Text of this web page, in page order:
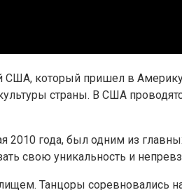
который пришел в
страны. В США
года, был одним из
свою уникальность и
Танцоры соревновались